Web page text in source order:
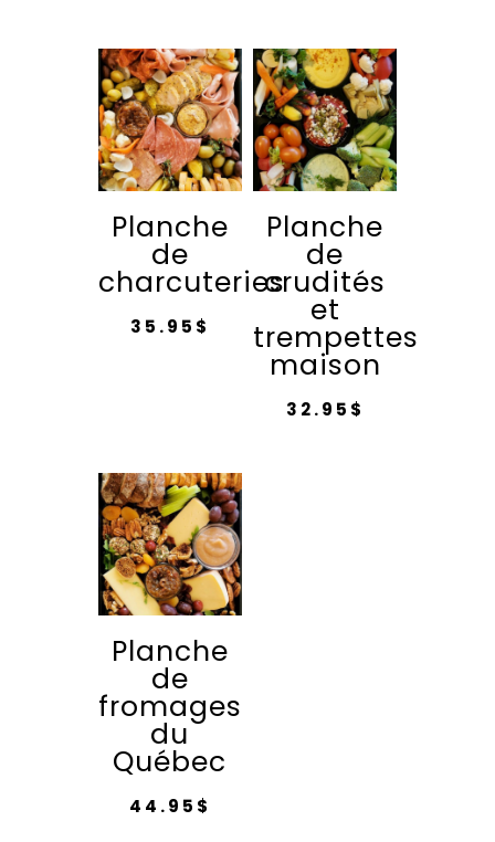
Planche
de
charcuteries
35.95 $
Planche
de
crudités
et
trempettes
maison
32.95 $
Planche
de
fromages
du
Québec
44.95 $